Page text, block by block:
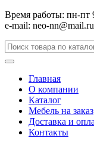
Время работы: пн-пт
e-mail: neo-nn@mail.ru
Главная
О компании
Каталог
Мебель на заказ
Доставка и
Контакты